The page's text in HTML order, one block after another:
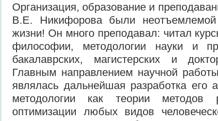
Организация, образование и
В.Е. Никифорова были
жизни! Он много преподавал: читал
философии, методологии науки и
бакалаврских, магистерских и
Главным направлением научной
являлась дальнейшая разработка его
методологии как теории методов
оптимизации любых видов